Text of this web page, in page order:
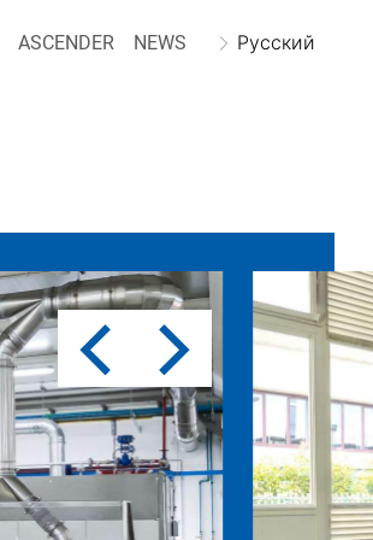
ASCENDER NEWS Русский